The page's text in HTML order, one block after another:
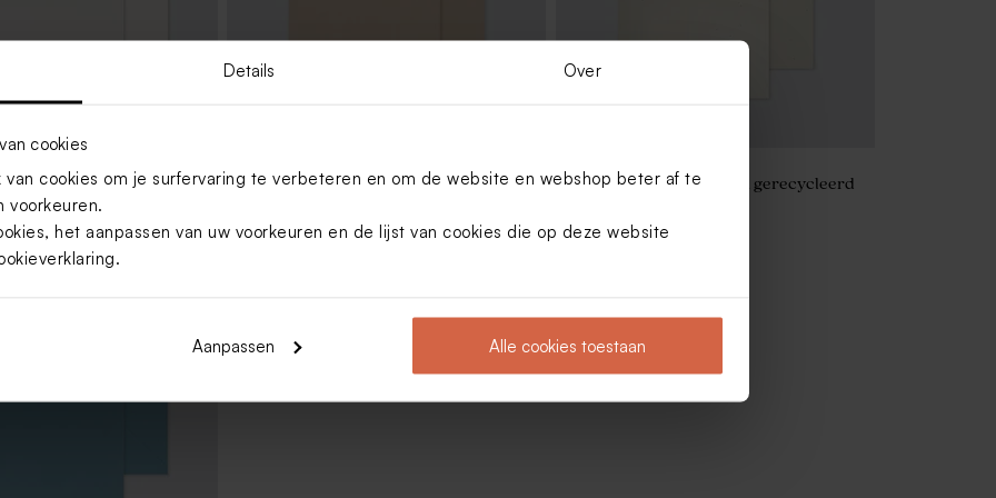
Details Over
cookies
cookies om je surfervaring te verbeteren en om de website en webshop beter af te
voorkeuren.
het aanpassen van uw voorkeuren en de lijst van cookies die op deze website
.
Aanpassen Alle cookies toestaan
met puntklep ecru Kraft envelop
Envelop met puntklep in gerecycleerd